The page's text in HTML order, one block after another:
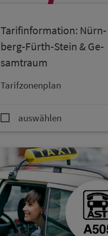
Ta­rif­in­for­ma­ti­on: Nürn­
berg-Fürth-Stein & Ge­
samt­raum
Ta­rif­zo­nen­plan
auswählen